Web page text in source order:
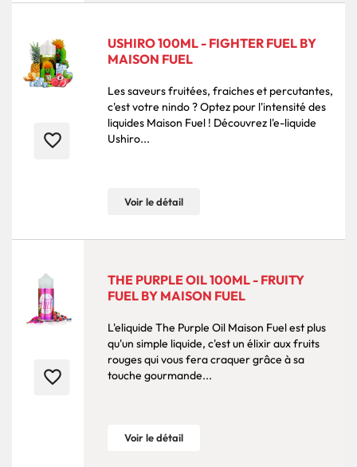
favorite_border
USHIRO 100ML - FIGHTER FUEL BY
MAISON FUEL
Les saveurs fruitées, fraiches et percutantes,
c'est votre nindo ? Optez pour l'intensité des
liquides Maison Fuel ! Découvrez l'e-liquide
Ushiro...
Voir le détail
favorite_border
THE PURPLE OIL 100ML - FRUITY
FUEL BY MAISON FUEL
L'eliquide The Purple Oil Maison Fuel est plus
qu'un simple liquide, c'est un élixir aux fruits
rouges qui vous fera craquer grâce à sa
touche gourmande...
Voir le détail